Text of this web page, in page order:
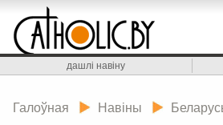
дашлі навіну
Галоўная Навіны